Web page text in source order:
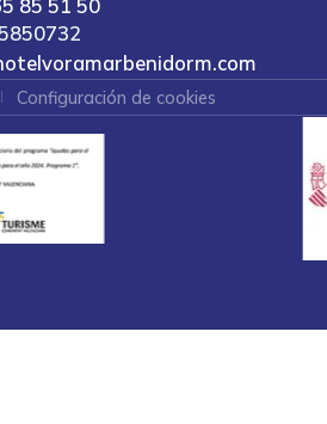
Configuración de cookies